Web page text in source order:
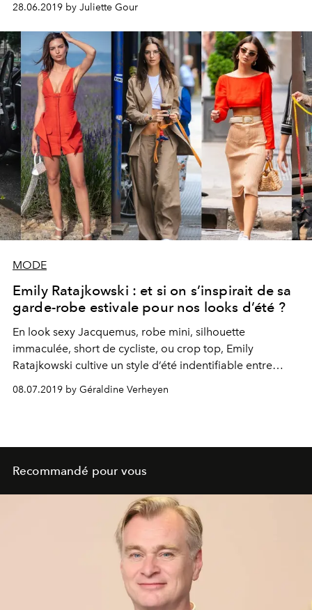
28.06.2019 by Juliette Gour
MODE
Emily Ratajkowski : et si on s’inspirait de sa
garde-robe estivale pour nos looks d’été ?
En look sexy Jacquemus, robe mini, silhouette
immaculée, short de cycliste, ou crop top, Emily
Ratajkowski cultive un style d’été indentifiable entre
s’inspirer cette saison.
08.07.2019 by Géraldine Verheyen
Recommandé pour vous